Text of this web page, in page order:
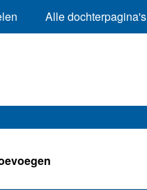
Alle dochterpagina's